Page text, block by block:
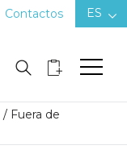
Contactos ES
/ Fuera de